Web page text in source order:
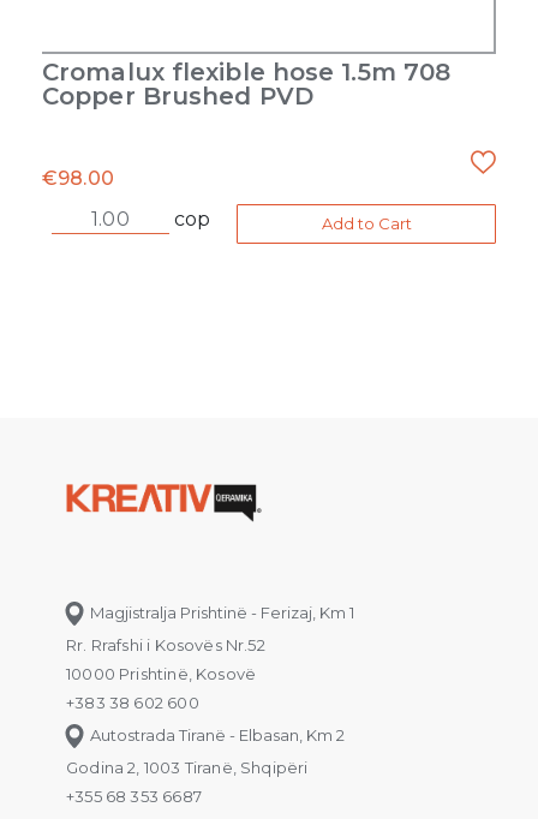
Cromalux flexible hose 1.5m 708
Copper Brushed PVD
€98.00
cop
Add to Cart
Magjistralja Prishtinë - Ferizaj, Km 1
Rr. Rrafshi i Kosovës Nr.52
10000 Prishtinë, Kosovë
+383 38 602 600
Autostrada Tiranë - Elbasan, Km 2
Godina 2, 1003 Tiranë, Shqipëri
+355 68 353 6687